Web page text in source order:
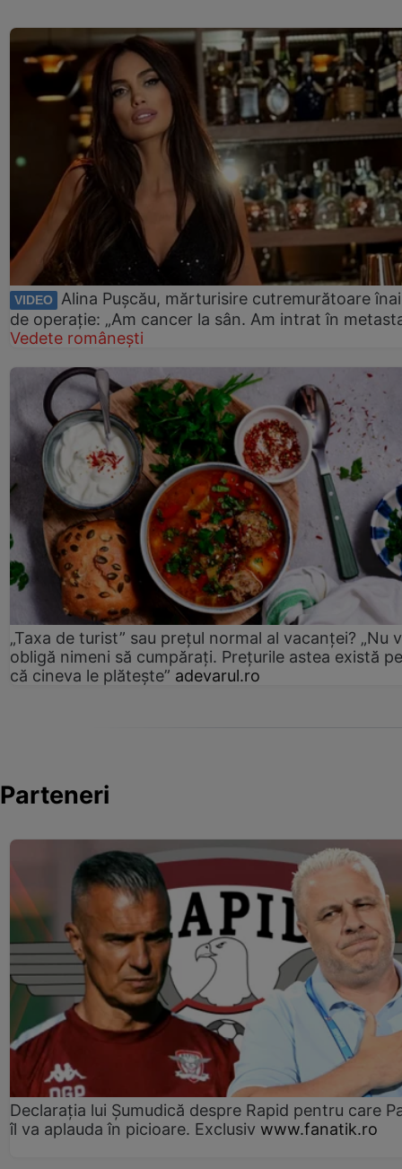
VIDEO
Alina Pușcău, mărturisire cutremurătoare
de operație: „Am cancer la sân. Am intrat în
Vedete românești
„Taxa de turist” sau prețul normal al vacanței? „Nu
obligă nimeni să cumpărați. Prețurile astea există
că cineva le plătește” adevarul.ro
Parteneri
Declarația lui Șumudică despre Rapid pentru care
îl va aplauda în picioare. Exclusiv www.fanatik.ro